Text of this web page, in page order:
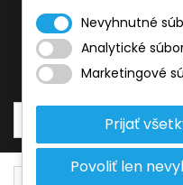
Nevyhnutné
Analytické
Marketingové
Prijať
Povoliť len